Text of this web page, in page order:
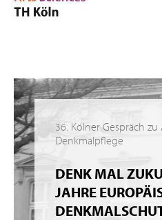
36. Kölner Gespräch
Denkmalpflege
DENK MAL
JAHRE